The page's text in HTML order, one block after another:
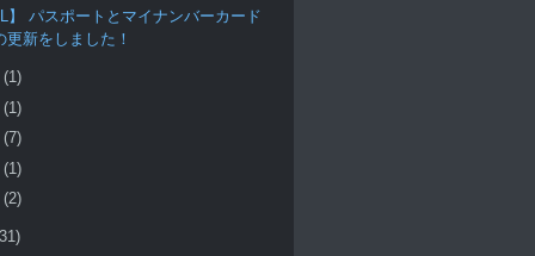
】 パスポートとマイナンバーカード
更新をしました！
(1)
(1)
(7)
(1)
(2)